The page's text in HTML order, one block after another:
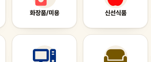
화장품/미용 신선식품